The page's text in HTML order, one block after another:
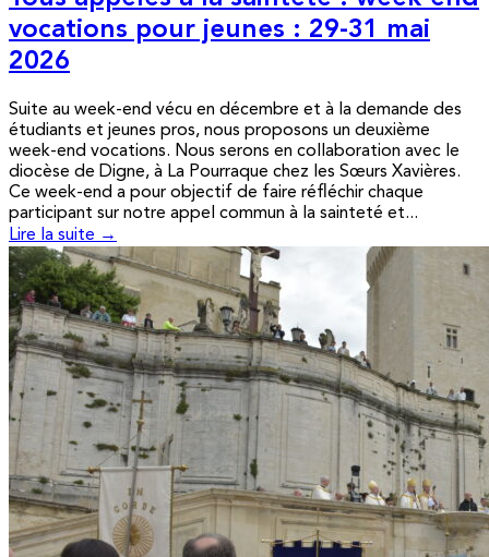
vocations pour jeunes : 29-31 mai
2026
Suite au week-end vécu en décembre et à la demande des
étudiants et jeunes pros, nous proposons un deuxième
week-end vocations. Nous serons en collaboration avec le
diocèse de Digne, à La Pourraque chez les Sœurs Xavières.
Ce week-end a pour objectif de faire réfléchir chaque
participant sur notre appel commun à la sainteté et...
Lire la suite →